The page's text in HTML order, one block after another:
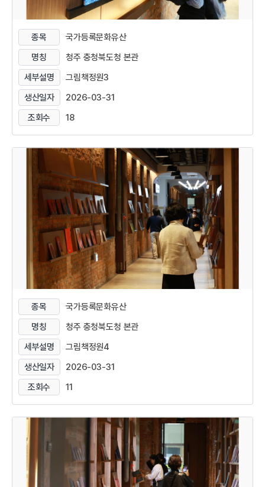
종목
국가등록문화유산
명칭
청주 충청북도청 본관
세부설명
그림책정원3
생산일자
2026-03-31
조회수
18
종목
국가등록문화유산
명칭
청주 충청북도청 본관
세부설명
그림책정원4
생산일자
2026-03-31
조회수
11